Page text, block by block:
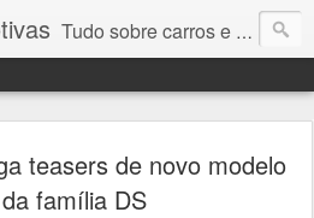
Tudo sobre carros e motores
teasers de novo modelo
da família DS